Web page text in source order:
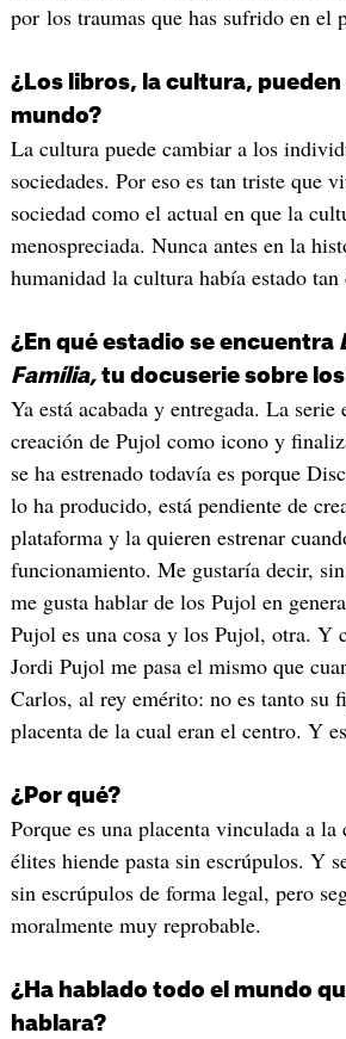
por los traumas que has sufrido en el
¿Los libros, la cultura, pueden
mundo?
La cultura puede cambiar a los
sociedades. Por eso es tan triste que
sociedad como el actual en que la
menospreciada. Nunca antes en la
humanidad la cultura había estado tan
¿En qué estadio se encuentra
Família, tu docuserie sobre
Ya está acabada y entregada. La serie
creación de Pujol como icono y
se ha estrenado todavía es porque
lo ha producido, está pendiente de
plataforma y la quieren estrenar
funcionamiento. Me gustaría decir,
me gusta hablar de los Pujol en
Pujol es una cosa y los Pujol, otra. Y
Jordi Pujol me pasa el mismo que
Carlos, al rey emérito: no es tanto su
placenta de la cual eran el centro. Y
¿Por qué?
Porque es una placenta vinculada a
élites hiende pasta sin escrúpulos. Y
sin escrúpulos de forma legal, pero
moralmente muy reprobable.
¿Ha hablado todo el mundo
hablara?